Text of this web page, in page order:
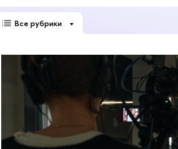
Все рубрики